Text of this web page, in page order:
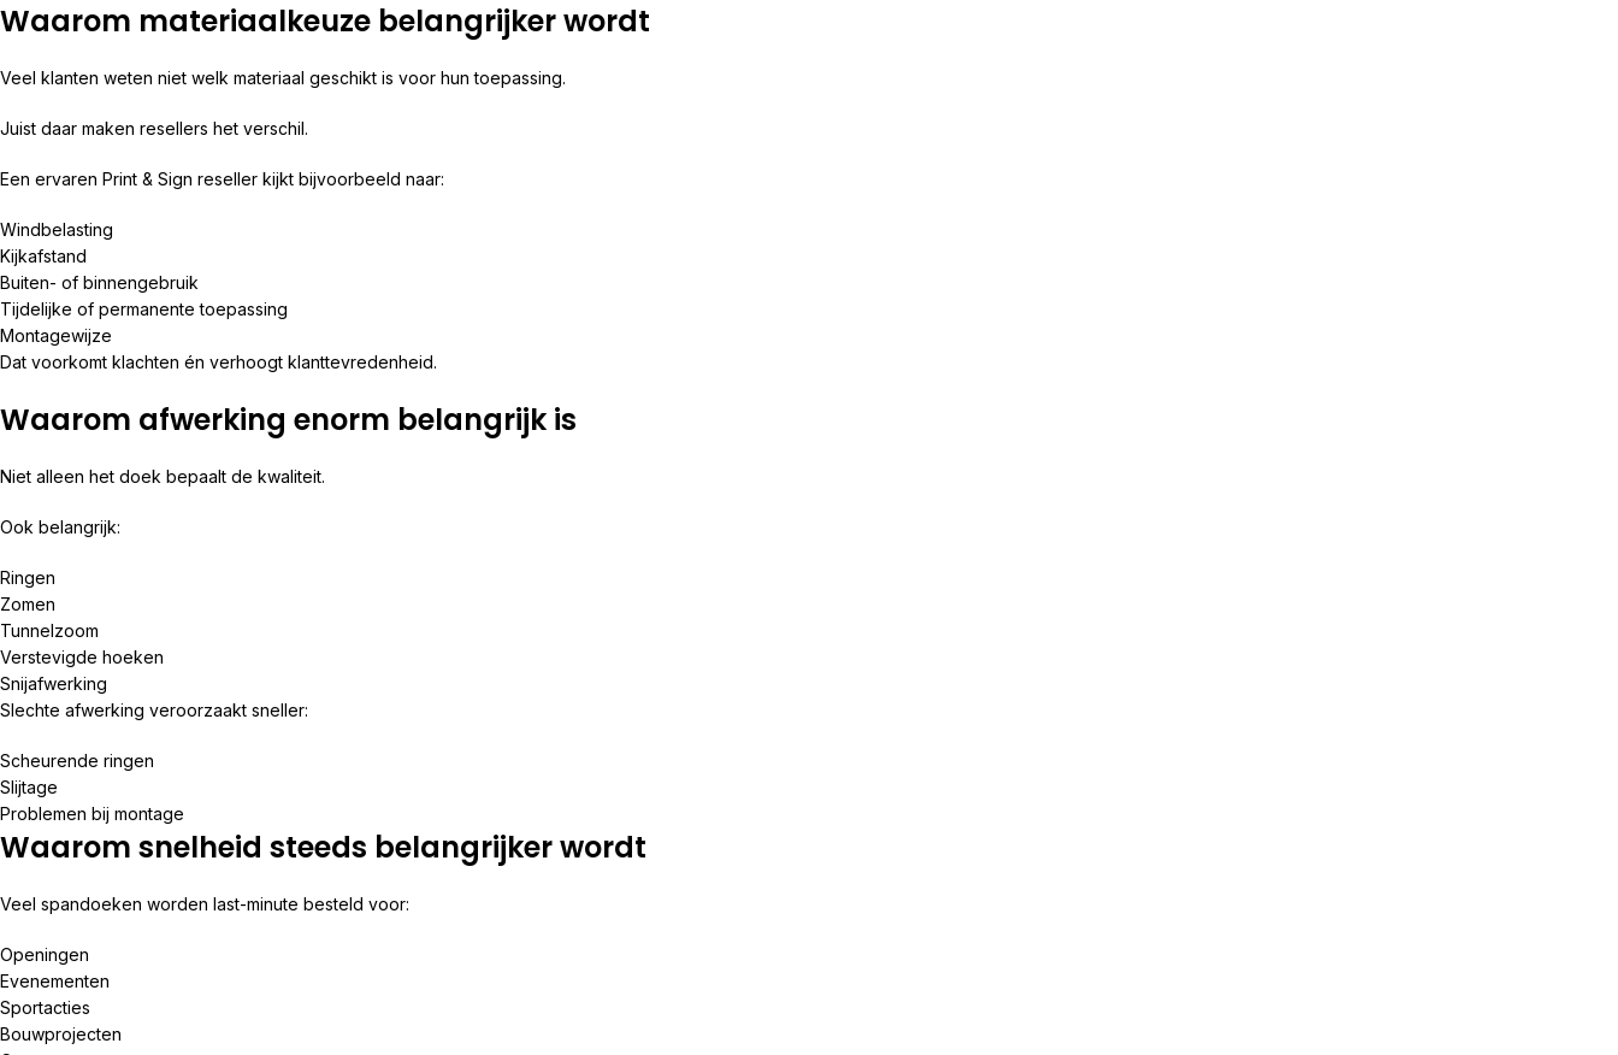
Waarom materiaalkeuze belangrijker wordt
Veel klanten weten niet welk materiaal geschikt is voor hun toepassing.
Juist daar maken resellers het verschil.
Een ervaren Print & Sign reseller kijkt bijvoorbeeld naar:
Windbelasting
Kijkafstand
Buiten- of binnengebruik
Tijdelijke of permanente toepassing
Montagewijze
Dat voorkomt klachten én verhoogt klanttevredenheid.
Waarom afwerking enorm belangrijk is
Niet alleen het doek bepaalt de kwaliteit.
Ook belangrijk:
Ringen
Zomen
Tunnelzoom
Verstevigde hoeken
Snijafwerking
Slechte afwerking veroorzaakt sneller:
Scheurende ringen
Slijtage
Problemen bij montage
Waarom snelheid steeds belangrijker wordt
Veel spandoeken worden last-minute besteld voor:
Openingen
Evenementen
Sportacties
Bouwprojecten